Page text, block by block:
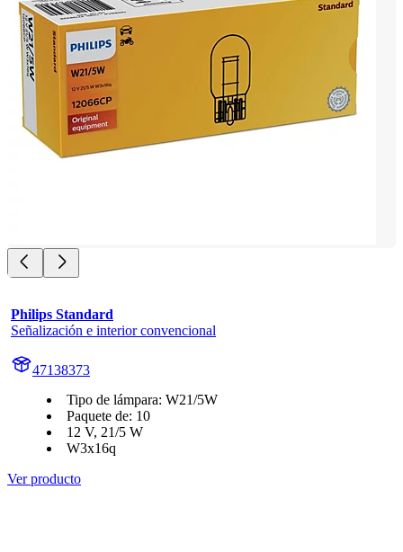
Philips Standard
Señalización e interior convencional
47138373
Tipo de lámpara: W21/5W
Paquete de: 10
12 V, 21/5 W
W3x16q
Ver producto